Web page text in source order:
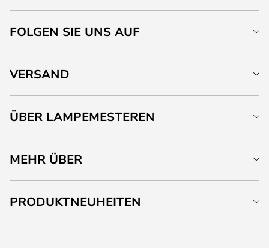
FOLGEN SIE UNS AUF
VERSAND
ÜBER LAMPEMESTEREN
MEHR ÜBER
PRODUKTNEUHEITEN